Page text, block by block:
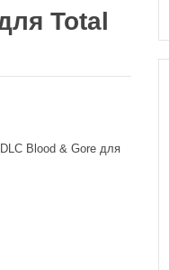
Total
Blood & Gore для